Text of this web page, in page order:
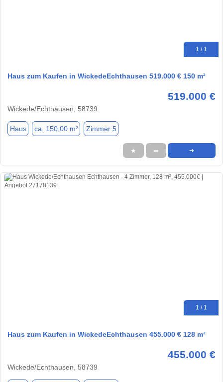
1 / 1
Haus zum Kaufen in WickedeEchthausen 519.000 € 150 m²
519.000 €
Wickede/Echthausen, 58739
Haus ca. 150,00 m² Zimmer 5
★ ➦ ➜
1 / 1
Haus zum Kaufen in WickedeEchthausen 455.000 € 128 m²
455.000 €
Wickede/Echthausen, 58739